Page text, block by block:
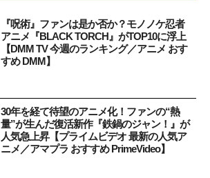
『呪術』ファンは是か否か？モノノケ忍者
アニメ『BLACK TORCH』がTOP10に浮上
【DMM TV 今週のランキング／アニメ おす
すめ DMM】
30年を経て待望のアニメ化！ファンの“熱
量”が生んだ復活新作『鉄鍋のジャン！』が
人気急上昇【プライムビデオ 最新の人気ア
ニメ／アマプラ おすすめ PrimeVideo】